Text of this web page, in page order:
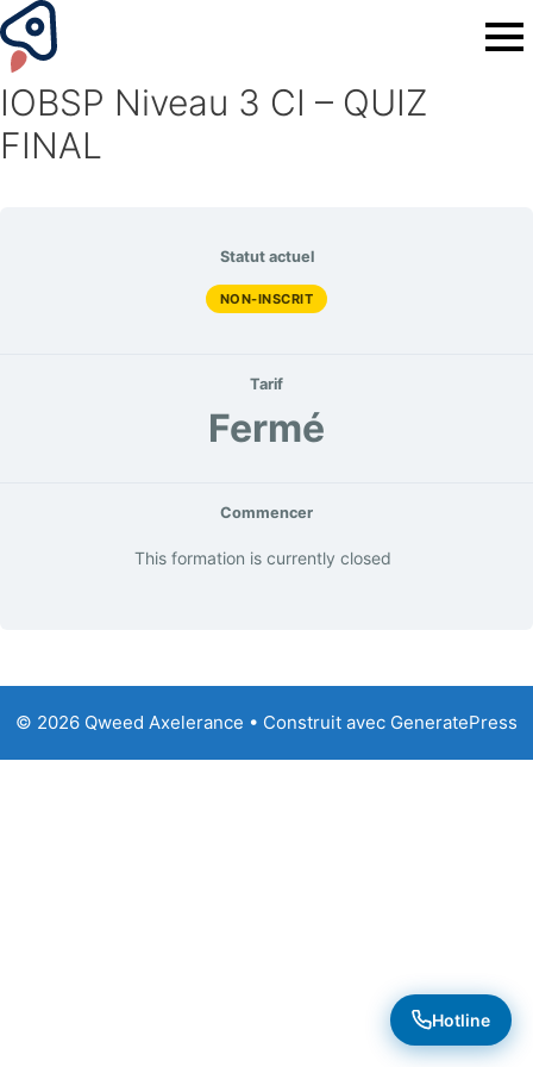
IOBSP Niveau 3 CI – QUIZ
FINAL
Statut actuel
NON-INSCRIT
Tarif
Fermé
Commencer
This formation is currently closed
© 2026 Qweed Axelerance • Construit avec GeneratePress
Hotline